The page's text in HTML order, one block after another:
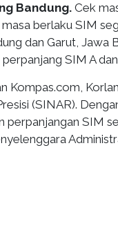
Bandung. Cek
masa berlaku SIM
dan Garut, Jawa
SIM A
Kompas.com,
(SINAR).
perpanjangan SIM